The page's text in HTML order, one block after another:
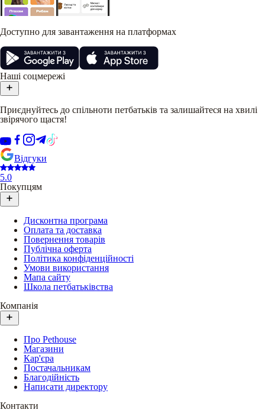
Доступно для завантаження на платформах
Наші соцмережі
Приєднуйтесь до спільноти петбатьків та залишайтеся на хвилі
звірячого щастя!
Відгуки
5.0
Покупцям
Дисконтна програма
Оплата та доставка
Повернення товарів
Публічна оферта
Політика конфіденційності
Умови використання
Мапа сайту
Школа петбатьківства
Компанія
Про Pethouse
Магазини
Кар'єра
Постачальникам
Благодійність
Написати директору
Контакти